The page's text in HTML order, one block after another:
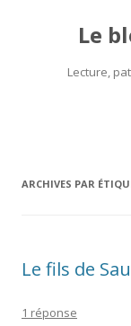
Le
Lecture,
ARCHIVES PAR
Le fils de
1 réponse